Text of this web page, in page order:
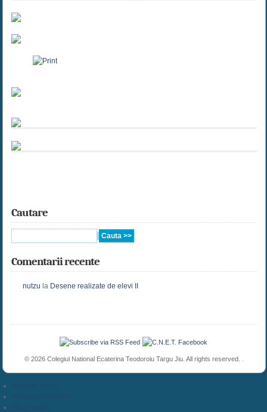
Cautare
Comentarii recente
nutzu la Desene realizate de elevi II
© 2026 Colegiul National Ecaterina Teodoroiu Targu Jiu. All rights reserved. .